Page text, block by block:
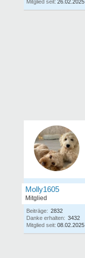
Mitglied seit: 26.02.2025
Molly1605
Mitglied
Beiträge: 2832
Danke erhalten: 3432
Mitglied seit: 08.02.2025